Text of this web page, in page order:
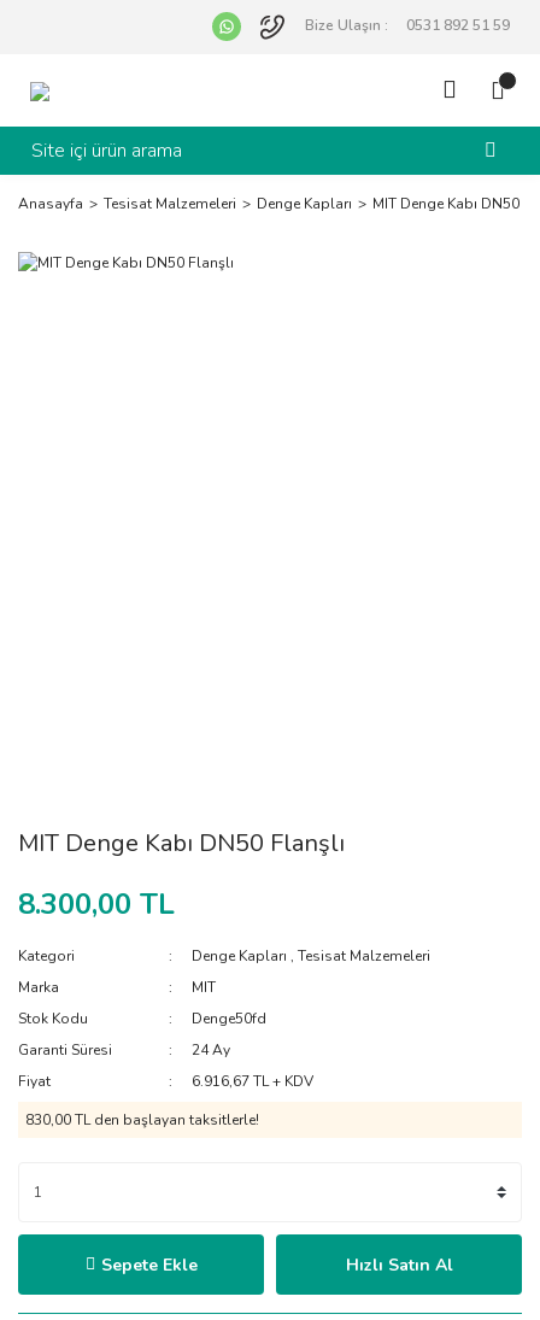
Bize Ulaşın : 0531 892 51 59
Anasayfa Tesisat Malzemeleri Denge Kapları MIT Denge Kabı DN50
MIT Denge Kabı DN50 Flanşlı
8.300,00 TL
Kategori Denge Kapları ,Tesisat Malzemeleri
Marka
MIT
Stok Kodu
Denge50fd
Garanti Süresi
24 Ay
Fiyat
6.916,67 TL + KDV
830,00 TL den başlayan taksitlerle!
Sepete Ekle Hızlı Satın Al